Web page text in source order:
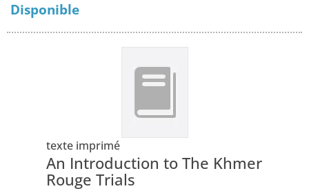
Disponible
texte imprimé
An Introduction to The Khmer
Rouge Trials